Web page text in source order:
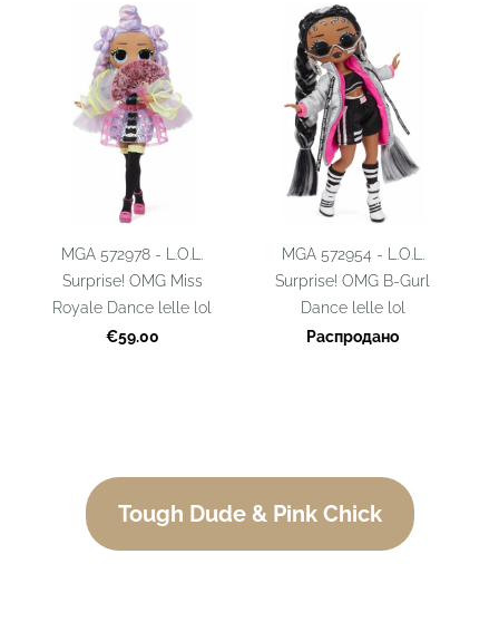
Tough Dude & Pink Chick
MGA 572978 - L.O.L.
Surprise! OMG Miss
Royale Dance lelle lol
€59.00
MGA 572954 - L.O.L.
Surprise! OMG B-Gurl
Dance lelle lol
Распродано